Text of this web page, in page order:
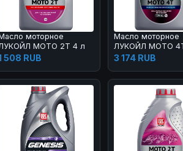
моторное
МОТО 2Т 4 л
508 RUB
Масло моторное
ЛУКОЙЛ МОТО 4Т
40 4 л
3 174 RUB